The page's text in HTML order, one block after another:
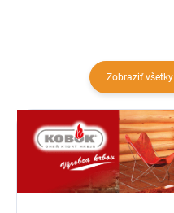
Zobraziť